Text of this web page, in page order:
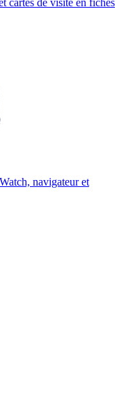
cartes de visite en fiches
navigateur et